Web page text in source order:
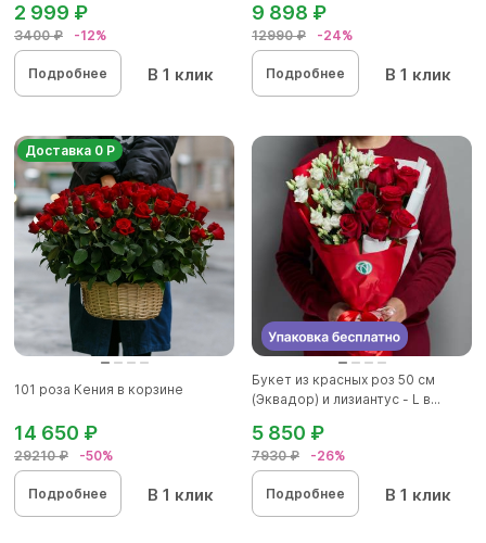
3400 ₽ -12%
2 999 ₽
Подробнее В 1 клик
12990 ₽ -24%
9 898 ₽
Подробнее В 1 клик
Доставка 0 Р
101 роза Кения в корзине
29210 ₽ -50%
14 650 ₽
Подробнее В 1 клик
Букет из красных роз 50 см
(Эквадор) и лизиантус - L в...
7930 ₽ -26%
5 850 ₽
Подробнее В 1 клик